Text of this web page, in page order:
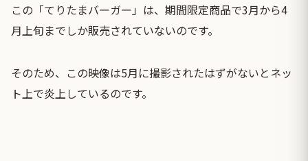
この「てりたまバーガー」は、期間限定商品で3月から4
月上旬までしか販売されていないのです。
そのため、この映像は5月に撮影されたはずがないとネッ
ト上で炎上しているのです。